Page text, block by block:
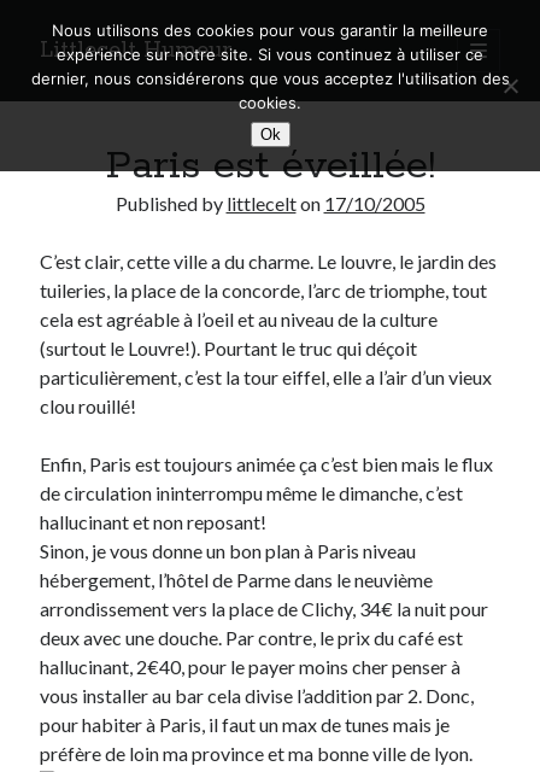
Littlecelt Humeur
open
primary
menu
Sidebar
Derniers articles
Municipales 2026 : Lyon, Métropole et Caluire, mon choix pour l’avenir
Explorez les Chemins Enchantés à Vélo : Aventures Familiales près de
Lyon !
A quand une véritable place pour le vélo à Caluire dans la Métropole de
Lyon ?
Comment je vis ma vie sur un vélo
Derniers Commentaires
Entretien ménagerdansT’as vu quoi ? #52
JFdansC’était pas mieux avant… à Lyon
littleceltdansComment j’ai opéré ma vélorution toute personnelle
AnthonydansComment j’ai opéré ma vélorution toute personnelle
Renaud DucherdansComment j’ai opéré ma vélorution toute
Paris est éveillée!
Published by littlecelton 17/10/2005
C’est clair, cette ville a du charme. Le louvre, le jardin des
tuileries, la place de la concorde, l’arc de triomphe, tout
cela est agréable à l’oeil et au niveau de la culture
(surtout le Louvre!). Pourtant le truc qui déçoit
particulièrement, c’est la tour eiffel, elle a l’air d’un vieux
clou rouillé!
Enfin, Paris est toujours animée ça c’est bien mais le flux
de circulation ininterrompu même le dimanche, c’est
hallucinant et non reposant!
Sinon, je vous donne un bon plan à Paris niveau
hébergement, l’hôtel de Parme dans le neuvième
arrondissement vers la place de Clichy, 34€ la nuit pour
deux avec une douche. Par contre, le prix du café est
hallucinant, 2€40, pour le payer moins cher penser à
vous installer au bar cela divise l’addition par 2. Donc,
pour habiter à Paris, il faut un max de tunes mais je
préfère de loin ma province et ma bonne ville de lyon.
Nous utilisons des cookies pour vous garantir la meilleure
expérience sur notre site. Si vous continuez à utiliser ce
dernier, nous considérerons que vous acceptez l'utilisation des
cookies.
Ok